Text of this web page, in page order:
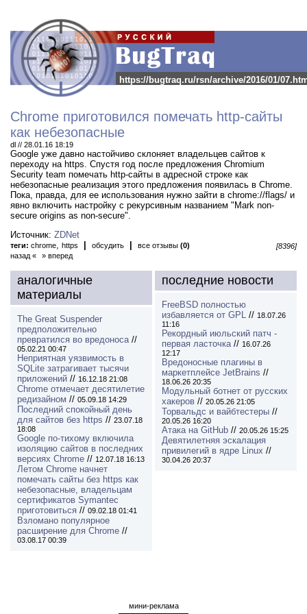
https://bugtraq.ru/rsn/archive/2016/01/
Chrome приготовился помечать http-сайты
как небезопасные
dl // 28.01.16 18:19
Google уже давно настойчиво склоняет владельцев сайтов к
переходу на https. Спустя год после предложения Chromium
Security team помечать http-сайты в адресной строке как
небезопасные реализация этого предложения появилась в Chrome.
Пока, правда, для ее использования нужно зайти в chrome://flags/ и
явно включить настройку с рекурсивным названием "Mark non-
secure origins as non-secure".
Источник: ZDNet
теги: chrome, https обсудить все отзывы (0)
[8396]
назад «
» вперед
аналогичные
материалы
The Great Suspender
предположительно
превратился во вредоноса//
05.02.21 00:47
Неприятная уязвимость в
SQLite затрагивает тысячи
приложений // 16.12.18 21:08
Chrome отмечает десятилетие
редизайном // 05.09.18 14:29
Последний спокойный день
для сайтов без https // 23.07.18
18:08
Google по-тихому включила
изоляцию сайтов в последних
версиях Chrome // 12.07.18 16:13
Летом Chrome начнет
помечать сайты без https как
небезопасные, владельцам
сертификатов Symantec
приготовиться // 09.02.18 01:41
Взломано популярное
расширение для Chrome //
03.08.17 00:39
последние новости
FreeBSD полностью
избавляется от GPL // 18.07.26
11:16
Рекордный июльский патч -
первая ласточка// 16.07.26
12:17
Вредоносные плагины в
маркетплейсе JetBrains //
18.06.26 20:35
Модульный ботнет от русских
хакеров // 20.05.26 21:05
Торвальдс и вайбтестеры //
20.05.26 16:20
Атака на GitHub // 20.05.26 15:25
Девятилетняя эскалация
привилегий в ядре Linux //
30.04.26 20:37
мини-реклама